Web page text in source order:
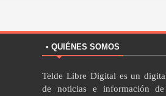
• QUIÉNES SOMOS
Telde Libre Digital es un
de noticias e información